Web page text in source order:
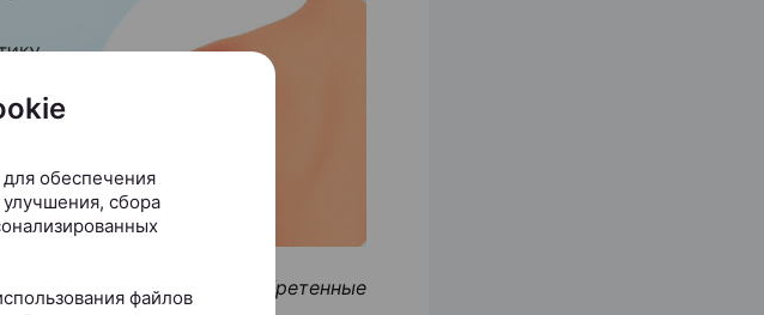
— приобретенные
обеспечения
улучшения, сбора
файлов